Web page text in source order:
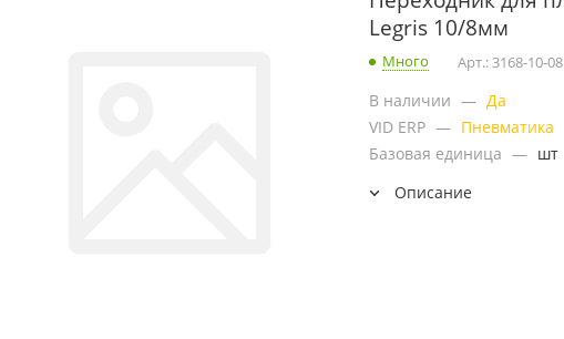
Legris 10/8мм
Много Арт.: 3168-10-
В наличии — Да
VID ERP — Пневматика
Базовая единица — шт
Описание